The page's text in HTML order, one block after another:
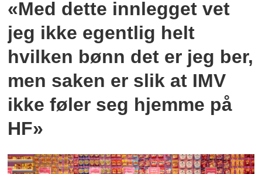
«Med dette innlegget vet
jeg ikke egentlig helt
hvilken bønn det er jeg ber,
men saken er slik at IMV
ikke føler seg hjemme på
HF»